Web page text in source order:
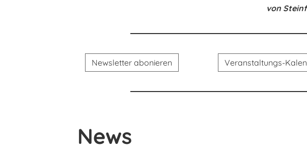
von
Newsletter abonieren Veranstaltungs-
News